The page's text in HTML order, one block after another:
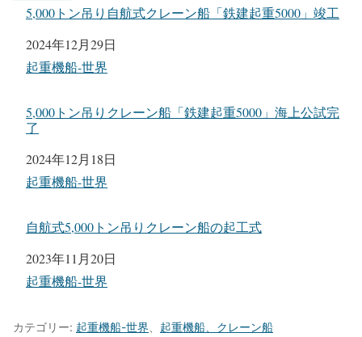
新造船建造情報、アップグレード予定、改造船、建造情報
に関する記事
crane1000.com
5,000トン吊り自航式クレーン船「鉄建起重5000」竣工
日付
2024年12月29日
関連理由
起重機船-世界
5,000トン吊りクレーン船「鉄建起重5000」海上公試完
了
日付
2024年12月18日
関連理由
起重機船-世界